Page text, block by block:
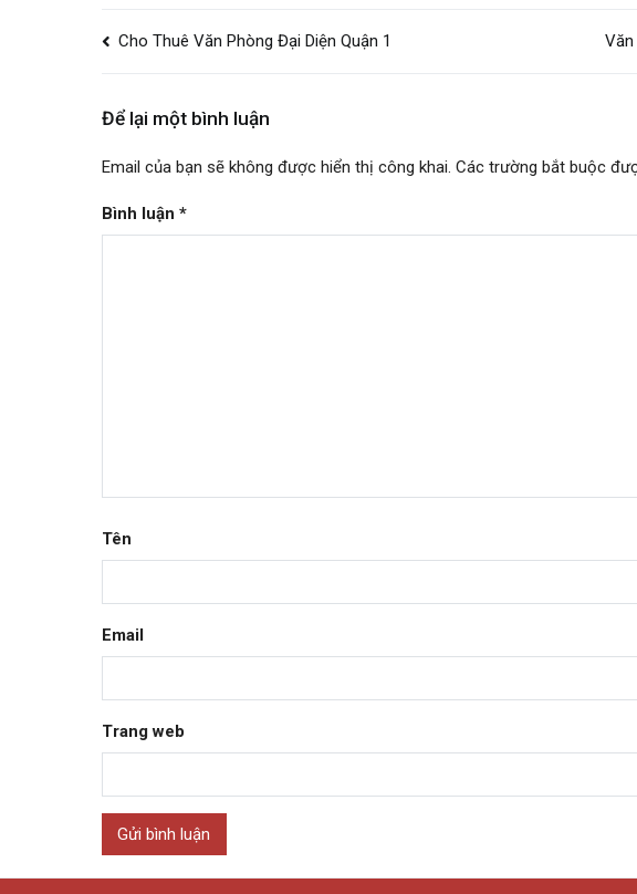
Điều
bài
viết
Cho Thuê Văn Phòng Đại Diện Quận 1
Để lại một bình luận
Email của bạn sẽ không được hiển thị công khai. Các trường bắt buộc
Bình luận *
Tên
Email
Trang web